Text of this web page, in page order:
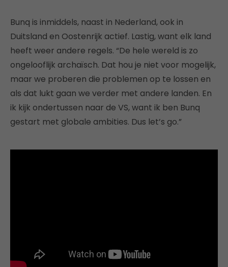
Bunq is inmiddels, naast in Nederland, ook in
Duitsland en Oostenrijk actief. Lastig, want elk land
heeft weer andere regels. “De hele wereld is zo
ongelooflijk archaïsch. Dat hou je niet voor mogelijk,
maar we proberen die problemen op te lossen en
als dat lukt gaan we verder met andere landen. En
ik kijk ondertussen naar de VS, want ik ben Bunq
gestart met globale ambities. Dus let’s go.”